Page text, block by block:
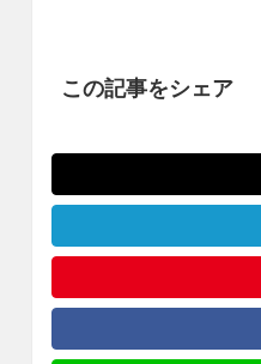
この記事をシェア